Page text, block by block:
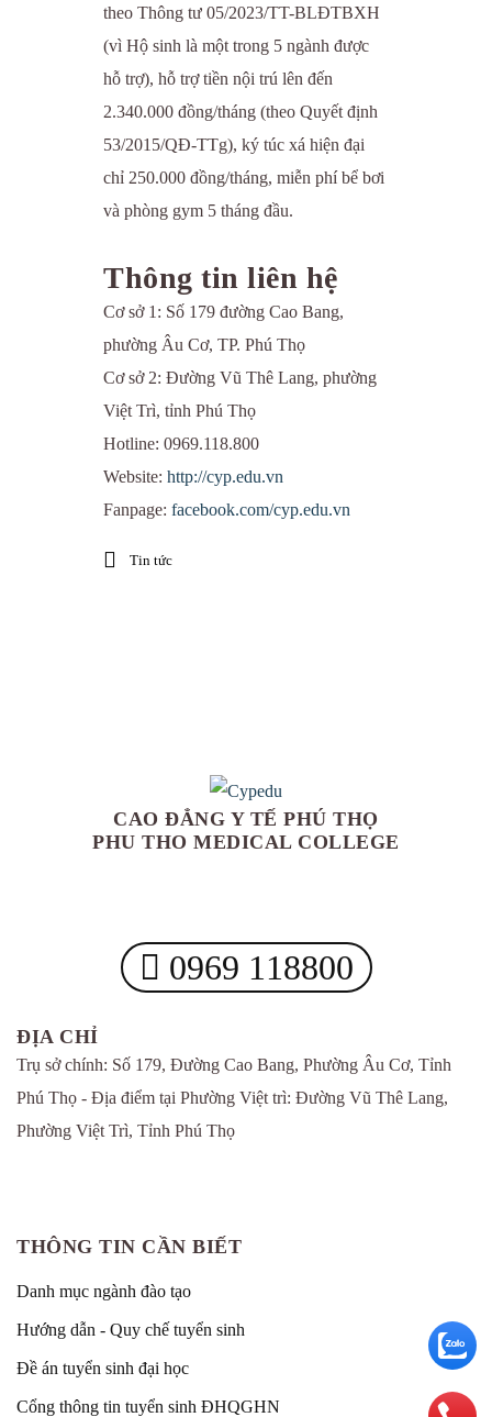
theo Thông tư 05/2023/TT-BLĐTBXH
(vì Hộ sinh là một trong 5 ngành được
hỗ trợ), hỗ trợ tiền nội trú lên đến
2.340.000 đồng/tháng (theo Quyết định
53/2015/QĐ-TTg), ký túc xá hiện đại
chỉ 250.000 đồng/tháng, miễn phí bể bơi
và phòng gym 5 tháng đầu.
Thông tin liên hệ
Cơ sở 1: Số 179 đường Cao Bang,
phường Âu Cơ, TP. Phú Thọ
Cơ sở 2: Đường Vũ Thê Lang, phường
Việt Trì, tỉnh Phú Thọ
Hotline: 0969.118.800
Website: http://cyp.edu.vn
Fanpage: facebook.com/cyp.edu.vn
Tin tức
CAO ĐẲNG Y TẾ PHÚ THỌ
PHU THO MEDICAL COLLEGE
0969 118800
ĐỊA CHỈ
Trụ sở chính: Số 179, Đường Cao Bang, Phường Âu Cơ, Tỉnh
Phú Thọ - Địa điểm tại Phường Việt trì: Đường Vũ Thê Lang,
Phường Việt Trì, Tỉnh Phú Thọ
THÔNG TIN CẦN BIẾT
Danh mục ngành đào tạo
Hướng dẫn - Quy chế tuyển sinh
Đề án tuyển sinh đại học
Cổng thông tin tuyển sinh ĐHQGHN